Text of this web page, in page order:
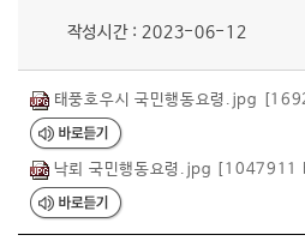
행복복지
작성시간 : 2023-06-12
태풍호우시 국민행동요령.jpg
낙뢰 국민행동요령.jpg [1047911